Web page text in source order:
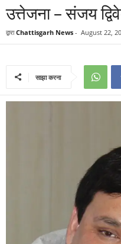
उत्तेजना – संजय
द्वारा Chattisgarh News - August 22,
साझा करना